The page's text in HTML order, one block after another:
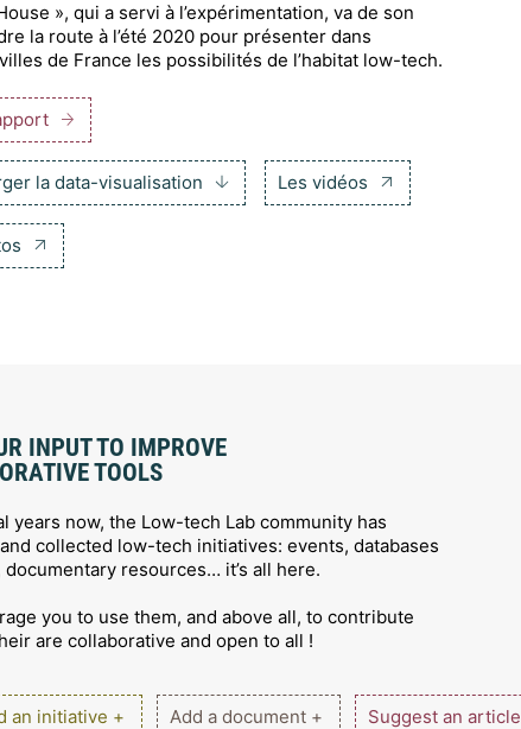
», qui a servi à l’expérimentation, va de son
la route à l’été 2020 pour présenter dans
de France les possibilités de l’habitat low-tech.
la data-visualisation Les vidéos
INPUT TO IMPROVE
TOOLS
years now, the Low-tech Lab community has
collected low-tech initiatives: events, databases
documentary resources… it’s all here.
you to use them, and above all, to contribute
are collaborative and open to all !
an initiative + Add a document + Suggest an article